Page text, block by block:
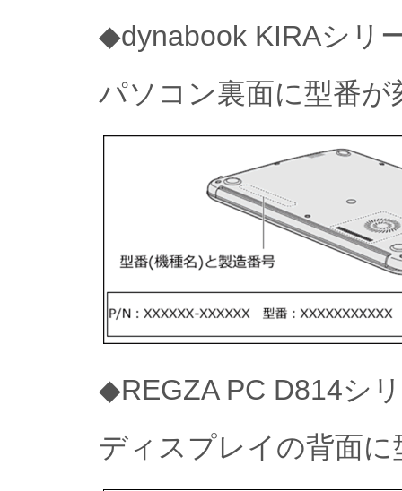
◆dynabook KIRAシリ
パソコン裏面に型番
◆REGZA PC D814シ
ディスプレイの背面